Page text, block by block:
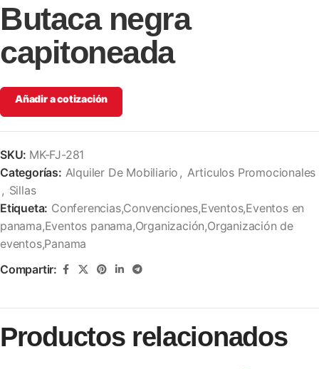
Butaca negra
capitoneada
Añadir a cotización
SKU: MK-FJ-281
Categorías: Alquiler De Mobiliario , Articulos Promocionales
, Sillas
Etiqueta: Conferencias,Convenciones,Eventos,Eventos en
panama,Eventos panama,Organización,Organización de
eventos,Panama
Compartir:
Productos relacionados